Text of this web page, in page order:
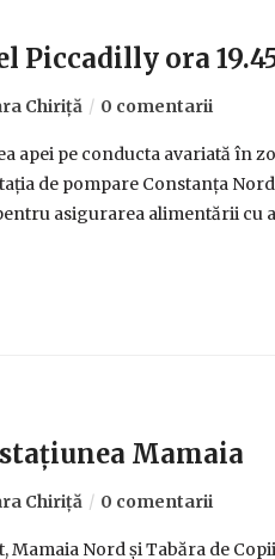
Piccadilly ora
Chiriță 0 comentarii
apei pe conducta avariată în
de pompare Constanța
asigurarea alimentării cu
Mamaia
Chiriță 0 comentarii
Mamaia Nord și Tabăra de